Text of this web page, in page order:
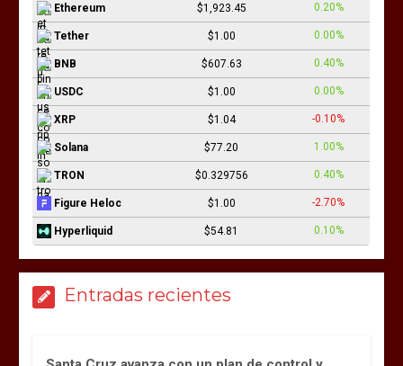
Ethereum $1,923.45 0.20%
Tether $1.00 0.00%
BNB $607.63 0.40%
USDC $1.00 0.00%
XRP $1.04 -0.10%
Solana $77.20 1.00%
TRON $0.329756 0.40%
Figure Heloc $1.00 -2.70%
Hyperliquid $54.81 0.10%
Entradas recientes